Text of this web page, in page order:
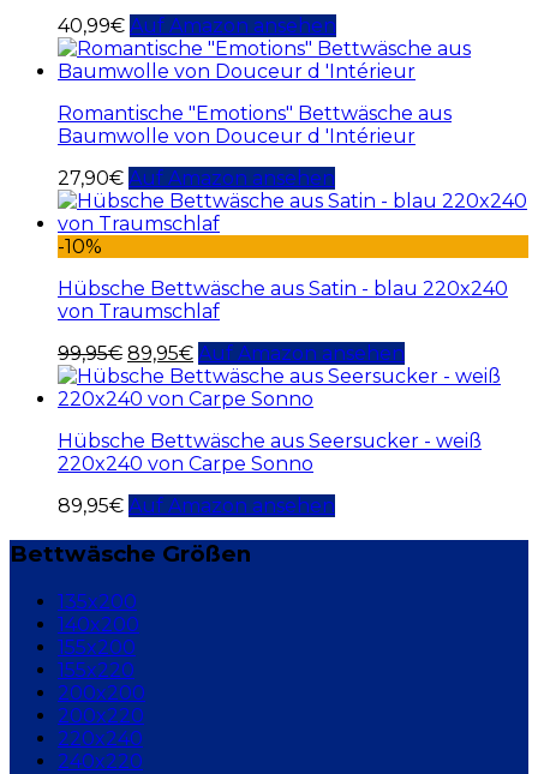
40,99€ Auf Amazon ansehen
Romantische "Emotions" Bettwäsche aus
Baumwolle von Douceur d 'Intérieur
27,90€ Auf Amazon ansehen
-10%
Hübsche Bettwäsche aus Satin - blau 220x240
von Traumschlaf
99,95€ 89,95€ Auf Amazon ansehen
Hübsche Bettwäsche aus Seersucker - weiß
220x240 von Carpe Sonno
89,95€ Auf Amazon ansehen
Bettwäsche Größen
135x200
140x200
155x200
155x220
200x200
200x220
220x240
240x220